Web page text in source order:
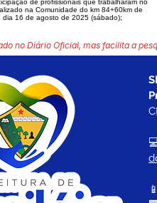
de profissionais que trabalharam no
na Comunidade do km 84+60km de
dia 16 de agosto de 2025 (sábado);
no Diário Oficial, mas facilita a